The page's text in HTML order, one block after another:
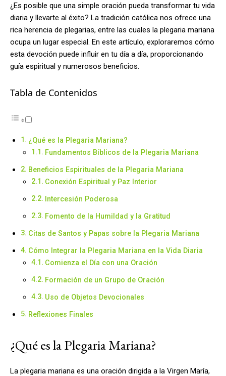
¿Es posible que una simple oración pueda transformar tu vida
diaria y llevarte al éxito? La tradición católica nos ofrece una
rica herencia de plegarias, entre las cuales la plegaria mariana
ocupa un lugar especial. En este artículo, exploraremos cómo
esta devoción puede influir en tu día a día, proporcionando
guía espiritual y numerosos beneficios.
Tabla de Contenidos
¿Qué es la Plegaria Mariana?
Fundamentos Bíblicos de la Plegaria Mariana
Beneficios Espirituales de la Plegaria Mariana
Conexión Espiritual y Paz Interior
Intercesión Poderosa
Fomento de la Humildad y la Gratitud
Citas de Santos y Papas sobre la Plegaria Mariana
Cómo Integrar la Plegaria Mariana en la Vida Diaria
Comienza el Día con una Oración
Formación de un Grupo de Oración
Uso de Objetos Devocionales
Reflexiones Finales
¿Qué es la Plegaria Mariana?
La plegaria mariana es una oración dirigida a la Virgen María,